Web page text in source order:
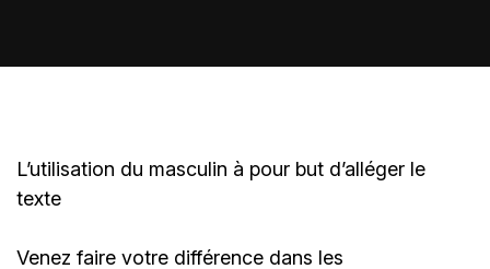
L’utilisation du masculin à pour but d’alléger le
texte
Venez faire votre différence dans les